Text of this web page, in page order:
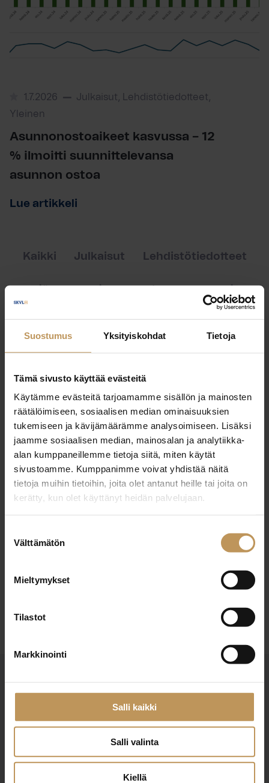
Suostumus Yksityiskohdat Tietoja
Tämä sivusto käyttää evästeitä
Käytämme evästeitä tarjoamamme sisällön ja mainosten
räätälöimiseen, sosiaalisen median ominaisuuksien
tukemiseen ja kävijämäärämme analysoimiseen. Lisäksi
jaamme sosiaalisen median, mainosalan ja analytiikka-
alan kumppaneillemme tietoja siitä, miten käytät
sivustoamme. Kumppanimme voivat yhdistää näitä
tietoja muihin tietoihin, joita olet antanut heille tai joita on
kerätty, kun olet käyttänyt heidän palvelujaan.
valinta
Välttämätön
Mieltymykset
Tilastot
Markkinointi
Salli kaikki
Salli valinta
Kiellä
1.7.2026
Julkaisut, Lehdistötiedotteet,
Yleinen
Asunnonostoaikeet kasvussa – 12
% ilmoitti suunnittelevansa
asunnon ostoa
Lue artikkeli
Kaikki Julkaisut Lehdistötiedotteet
29.2.2024
Lue artikkeli
Suomen Kiinteistönvälittäjät ry
Finlands Fastighetsmäklare rf